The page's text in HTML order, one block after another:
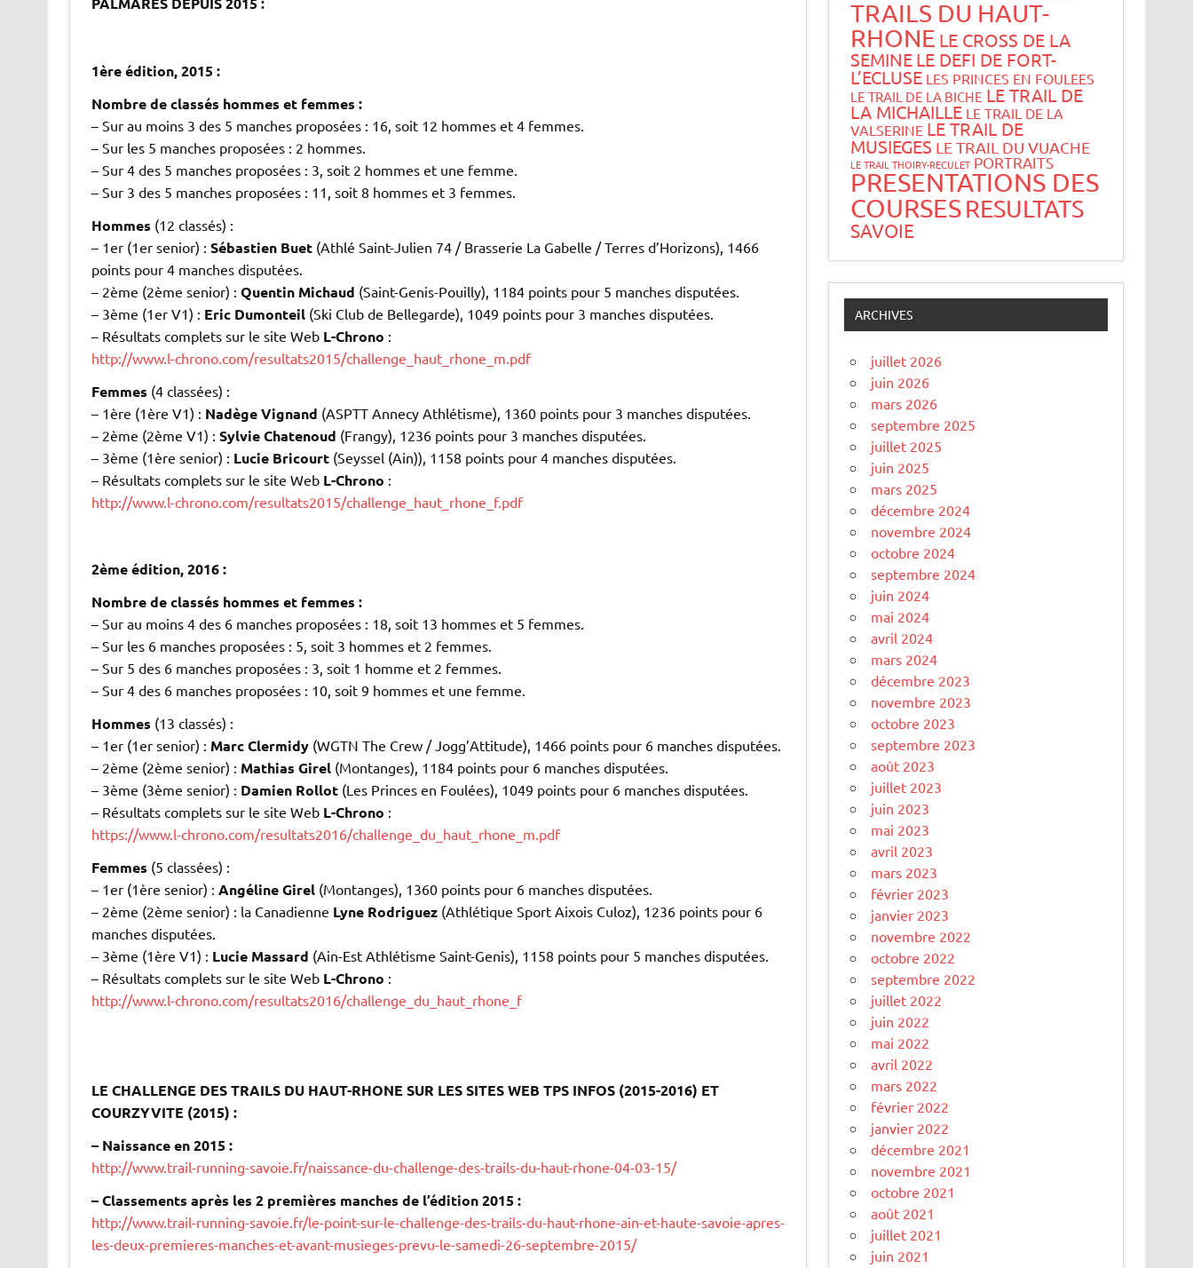
1ère édition, 2015 :
Nombre de classés hommes et femmes :
– Sur au moins 3 des 5 manches proposées : 16, soit 12 hommes et 4 femmes.
– Sur les 5 manches proposées : 2 hommes.
– Sur 4 des 5 manches proposées : 3, soit 2 hommes et une femme.
– Sur 3 des 5 manches proposées : 11, soit 8 hommes et 3 femmes.
Hommes (12 classés) :
– 1er (1er senior) : Sébastien Buet(Athlé Saint-Julien 74 / Brasserie La Gabelle / Terres d’Horizons), 1466
points pour 4 manches disputées.
– 2ème (2ème senior) : Quentin Michaud (Saint-Genis-Pouilly), 1184 points pour 5 manches disputées.
– 3ème (1er V1) : Eric Dumonteil(Ski Club de Bellegarde), 1049 points pour 3 manches disputées.
– Résultats complets sur le site Web L-Chrono :
http://www.l-chrono.com/resultats2015/challenge_haut_rhone_m.pdf
Femmes (4 classées) :
– 1ère (1ère V1) : Nadège Vignand (ASPTT Annecy Athlétisme), 1360 points pour 3 manches disputées.
– 2ème (2ème V1) : Sylvie Chatenoud (Frangy), 1236 points pour 3 manches disputées.
– 3ème (1ère senior) : Lucie Bricourt (Seyssel (Ain)), 1158 points pour 4 manches disputées.
– Résultats complets sur le site Web L-Chrono :
http://www.l-chrono.com/resultats2015/challenge_haut_rhone_f.pdf
2ème édition, 2016 :
Nombre de classés hommes et femmes :
– Sur au moins 4 des 6 manches proposées : 18, soit 13 hommes et 5 femmes.
– Sur les 6 manches proposées : 5, soit 3 hommes et 2 femmes.
– Sur 5 des 6 manches proposées : 3, soit 1 homme et 2 femmes.
– Sur 4 des 6 manches proposées : 10, soit 9 hommes et une femme.
Hommes (13 classés) :
– 1er (1er senior) : Marc Clermidy(WGTN The Crew / Jogg’Attitude), 1466 points pour 6 manches disputées.
– 2ème (2ème senior) : Mathias Girel(Montanges), 1184 points pour 6 manches disputées.
– 3ème (3ème senior) : Damien Rollot(Les Princes en Foulées), 1049 points pour 6 manches disputées.
– Résultats complets sur le site Web L-Chrono :
https://www.l-chrono.com/resultats2016/challenge_du_haut_rhone_m.pdf
Femmes (5 classées) :
– 1er (1ère senior) : Angéline Girel(Montanges), 1360 points pour 6 manches disputées.
– 2ème (2ème senior) : la Canadienne Lyne Rodriguez(Athlétique Sport Aixois Culoz), 1236 points pour 6
manches disputées.
– 3ème (1ère V1) : Lucie Massard (Ain-Est Athlétisme Saint-Genis), 1158 points pour 5 manches disputées.
– Résultats complets sur le site Web L-Chrono :
http://www.l-chrono.com/resultats2016/challenge_du_haut_rhone_f
LE CHALLENGE DES TRAILS DU HAUT-RHONE SUR LES SITES WEB TPS INFOS (2015-2016) ET
COURZYVITE (2015) :
– Naissance en 2015 :
http://www.trail-running-savoie.fr/naissance-du-challenge-des-trails-du-haut-rhone-04-03-15/
– Classements après les 2 premières manches de l’édition 2015 :
http://www.trail-running-savoie.fr/le-point-sur-le-challenge-des-trails-du-haut-rhone-ain-et-haute-savoie-apres-
les-deux-premieres-manches-et-avant-musieges-prevu-le-samedi-26-septembre-2015/
TRAILS DU HAUT-
RHONE LE CROSS DE LA
SEMINE LE DEFI DE FORT-
L’ECLUSE LES PRINCES EN FOULEES
LE TRAIL DE LA BICHE LE TRAIL DE
LA MICHAILLE LE TRAIL DE LA
VALSERINE LE TRAIL DE
MUSIEGES LE TRAIL DU VUACHE
LE TRAIL THOIRY-RECULET PORTRAITS
PRESENTATIONS DES
COURSESRESULTATS
SAVOIE
ARCHIVES
juillet 2026
juin 2026
mars 2026
septembre 2025
juillet 2025
juin 2025
mars 2025
décembre 2024
novembre 2024
octobre 2024
septembre 2024
juin 2024
mai 2024
avril 2024
mars 2024
décembre 2023
novembre 2023
octobre 2023
septembre 2023
août 2023
juillet 2023
juin 2023
mai 2023
avril 2023
mars 2023
février 2023
janvier 2023
novembre 2022
octobre 2022
septembre 2022
juillet 2022
juin 2022
mai 2022
avril 2022
mars 2022
février 2022
janvier 2022
décembre 2021
novembre 2021
octobre 2021
août 2021
juillet 2021
juin 2021